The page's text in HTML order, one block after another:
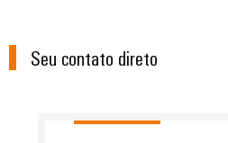
Seu contato direto